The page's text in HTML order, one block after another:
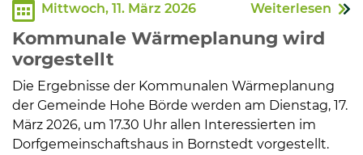
Kommunalpolitik
Bildung und Soziales
Wirtschaft, Bauen, Verkehr
Mittwoch, 11. März 2026 Weiterlesen
Kommunale Wärmeplanung wird
vorgestellt
Die Ergebnisse der Kommunalen Wärmeplanung
der Gemeinde Hohe Börde werden am Dienstag, 17.
März 2026, um 17.30 Uhr allen Interessierten im
Dorfgemeinschaftshaus in Bornstedt vorgestellt.